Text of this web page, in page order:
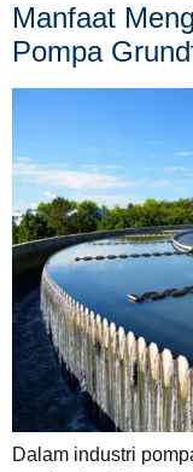
Manfaat
Pompa
Dalam industri